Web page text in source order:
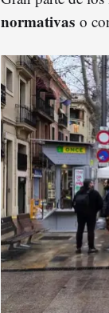
normativas o